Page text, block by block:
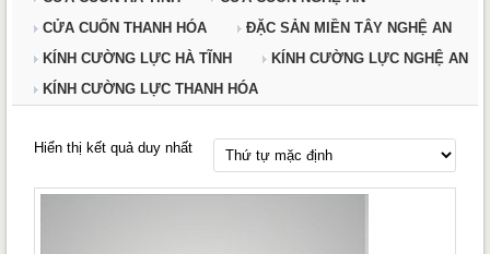
CỬA CUỐN THANH HÓA
ĐẶC SẢN MIỀN TÂY NGHỆ AN
KÍNH CƯỜNG LỰC HÀ TĨNH
KÍNH CƯỜNG LỰC NGHỆ AN
KÍNH CƯỜNG LỰC THANH HÓA
Hiển thị kết quả duy nhất